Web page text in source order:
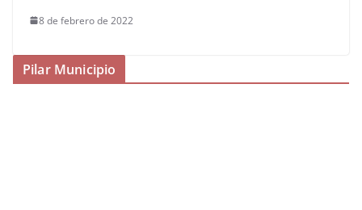
8 de febrero de 2022
Pilar Municipio